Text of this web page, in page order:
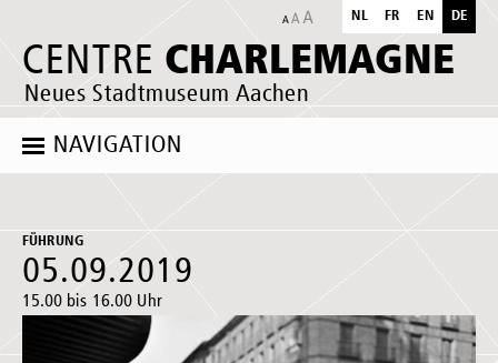
CENTRE CHARLEMAGNE
Neues Stadtmuseum Aachen
NL FR EN DE
NAVIGATION
FÜHRUNG
05.09.2019
15.00 bis 16.00 Uhr